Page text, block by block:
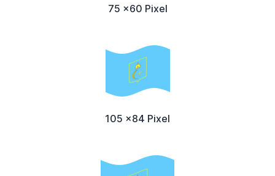
75 x60 Pixel
105 x84 Pixel